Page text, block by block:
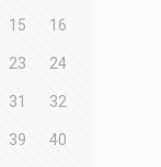
15 16
23 24
31 32
39 40